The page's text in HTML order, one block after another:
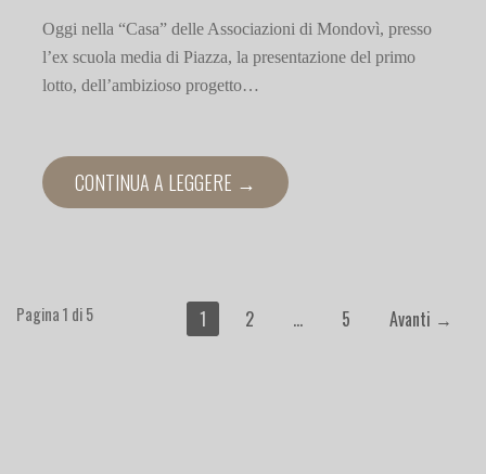
Oggi nella “Casa” delle Associazioni di Mondovì, presso
l’ex scuola media di Piazza, la presentazione del primo
lotto, dell’ambizioso progetto…
CONTINUA A LEGGERE →
Navigazione
Pagina 1 di 5 1 2 … 5 Avanti →